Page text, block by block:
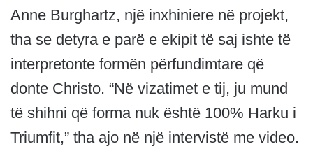
Anne Burghartz, një inxhiniere në projekt,
tha se detyra e parë e ekipit të saj ishte të
interpretonte formën përfundimtare që
donte Christo. “Në vizatimet e tij, ju mund
të shihni që forma nuk është 100% Harku i
Triumfit,” tha ajo në një intervistë me video.